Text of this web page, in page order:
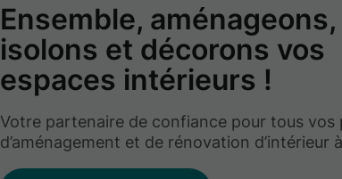
Ensemble, aménageons,
isolons et décorons vos
espaces intérieurs !
Votre partenaire de confiance pour tous vos
d’aménagement et de rénovation d’intérieur